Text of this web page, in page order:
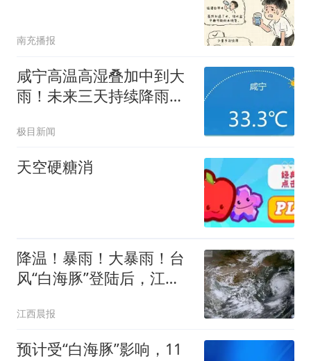
南充播报
咸宁高温高湿叠加中到大
雨！未来三天持续降雨需
极目新闻
天空硬糖消
降温！暴雨！大暴雨！台
风“白海豚”登陆后，江西
江西晨报
预计受“白海豚”影响，11